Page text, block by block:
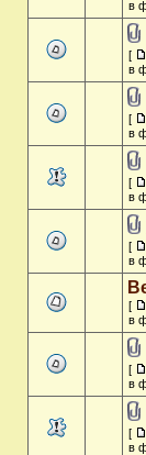
в
[
в
[
в
[
в
[
в
[
в
[
в
[
в